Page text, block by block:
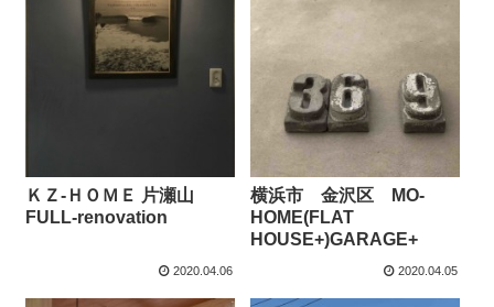
ＫＺ-ＨＯＭＥ 片瀬山
FULL-renovation
2020.04.06
横浜市 金沢区 MO-
HOME(FLAT
HOUSE+)GARAGE+
2020.04.05